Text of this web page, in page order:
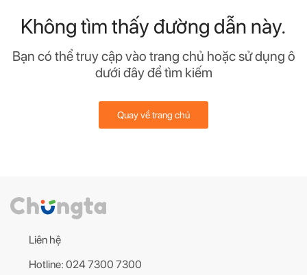
Không tìm thấy đường dẫn này.
Bạn có thể truy cập vào trang chủ hoặc sử dụng ô
dưới đây để tìm kiếm
Quay về trang chủ
Liên hệ
Hotline: 024 7300 7300